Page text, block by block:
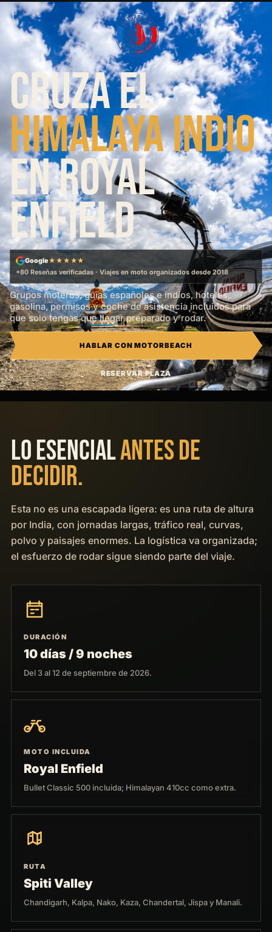
CRUZA EL
HIMALAYA INDIO
EN ROYAL
ENFIELD
Google★★★★★
+80 Reseñas verificadas · Viajes en moto organizados desde 2018
Grupos moteros, guías españoles e indios, hoteles,
gasolina, permisos y coche de asistencia incluidos para
que solo tengas que llegar preparado y rodar.
HABLAR CON MOTORBEACH
RESERVAR PLAZA
LO ESENCIALANTES DE
DECIDIR.
Esta no es una escapada ligera: es una ruta de altura
por India, con jornadas largas, tráfico real, curvas,
polvo y paisajes enormes. La logística va organizada;
el esfuerzo de rodar sigue siendo parte del viaje.
DURACIÓN
10 días / 9 noches
Del 3 al 12 de septiembre de 2026.
MOTO INCLUIDA
Royal Enfield
Bullet Classic 500 incluida; Himalayan 410cc como extra.
RUTA
Spiti Valley
Chandigarh, Kalpa, Nako, Kaza, Chandertal, Jispa y Manali.